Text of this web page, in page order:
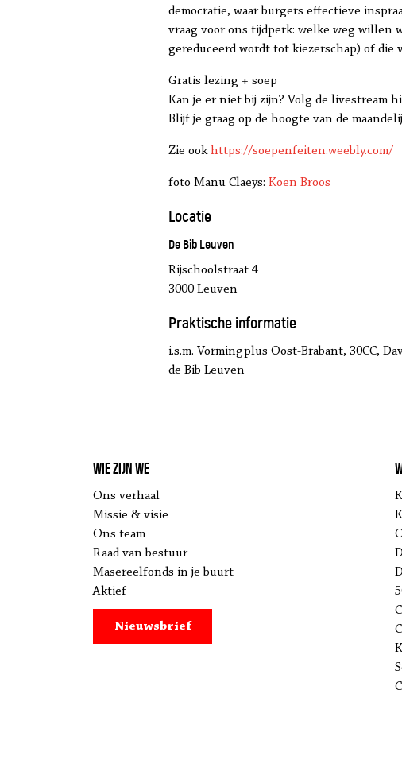
democratie, waar burgers effectieve
vraag voor ons tijdperk: welke weg willen
gereduceerd wordt tot kiezerschap) of
Gratis lezing + soep
Kan je er niet bij zijn? Volg de livestream
Blijf je graag op de hoogte van de
Zie ookhttps://soepenfeiten.weebly.com/
foto Manu Claeys: Koen Broos
Locatie
De Bib Leuven
Rijschoolstraat 4
3000 Leuven
Praktische informatie
i.s.m. Vormingplus Oost-Brabant, 30CC,
de Bib Leuven
Wie zijn we
Ons verhaal
Missie & visie
Ons team
Raad van bestuur
Masereelfonds in je buurt
Aktief
Nieuwsbrief